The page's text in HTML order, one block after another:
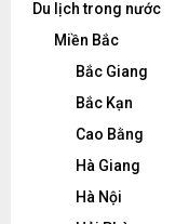
Du lịch trong nước
Miền Bắc
Bắc Giang
Bắc Kạn
Cao Bằng
Hà Giang
Hà Nội